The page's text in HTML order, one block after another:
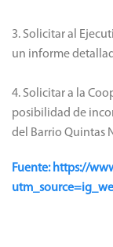
3. Solicitar al
un informe
4. Solicitar a la
posibilidad de
del Barrio Quintas
Fuente: https://